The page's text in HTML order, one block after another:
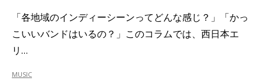
「各地域のインディーシーンってどんな感じ？」「かっ
こいいバンドはいるの？」このコラムでは、西日本エ
リ…
MUSIC